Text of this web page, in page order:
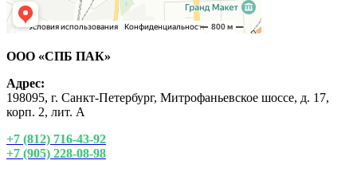
ООО «СПБ ПАК»
Адрес:
198095, г. Санкт-Петербург, Митрофаньевское шоссе, д. 17,
корп. 2, лит. А
+7 (812) 716-43-92
+7 (905) 228-08-98